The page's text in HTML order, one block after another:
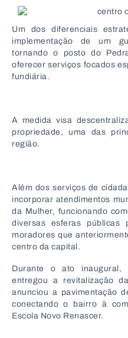
Um dos diferenciais
implementação de um
tornando o posto do
oferecer serviços focados
fundiária.
A medida visa
propriedade, uma das
região.
Além dos serviços de
incorporar atendimentos
da Mulher, funcionando
diversas esferas
moradores que
centro da capital.
Durante o ato inaugural,
entregou a revitalização
anunciou a pavimentação
conectando o bairro à
Escola Novo Renascer.